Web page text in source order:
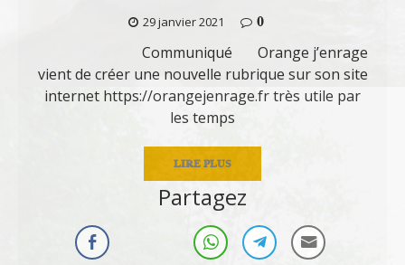
29 janvier 2021
0
Communiqué Orange j’enrage
vient de créer une nouvelle rubrique sur son site
internet https://orangejenrage.fr très utile par
les temps
LIRE PLUS
Partagez